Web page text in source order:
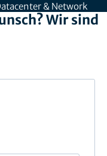
& Network
Wir sind